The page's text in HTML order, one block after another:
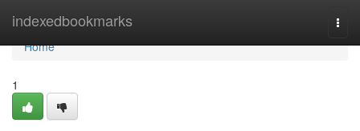
indexedbookmarks
Home
Home
1